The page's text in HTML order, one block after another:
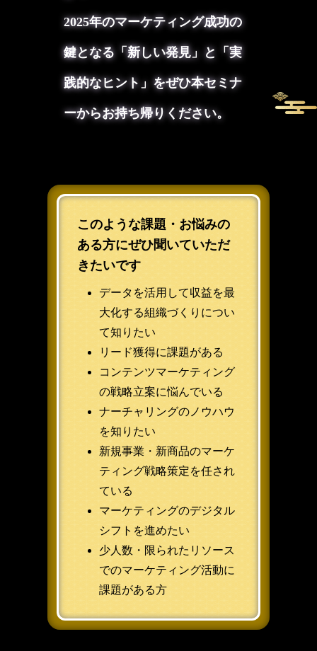
2025年のマーケティング成功の
鍵となる「新しい発見」と「実
践的なヒント」をぜひ本セミナ
ーからお持ち帰りください。
このような課題・お悩みの
ある方にぜひ聞いていただ
きたいです
データを活用して収益を最
大化する組織づくりについ
て知りたい
リード獲得に課題がある
コンテンツマーケティング
の戦略立案に悩んでいる
ナーチャリングのノウハウ
を知りたい
新規事業・新商品のマーケ
ティング戦略策定を任され
ている
マーケティングのデジタル
シフトを進めたい
少人数・限られたリソース
でのマーケティング活動に
課題がある方